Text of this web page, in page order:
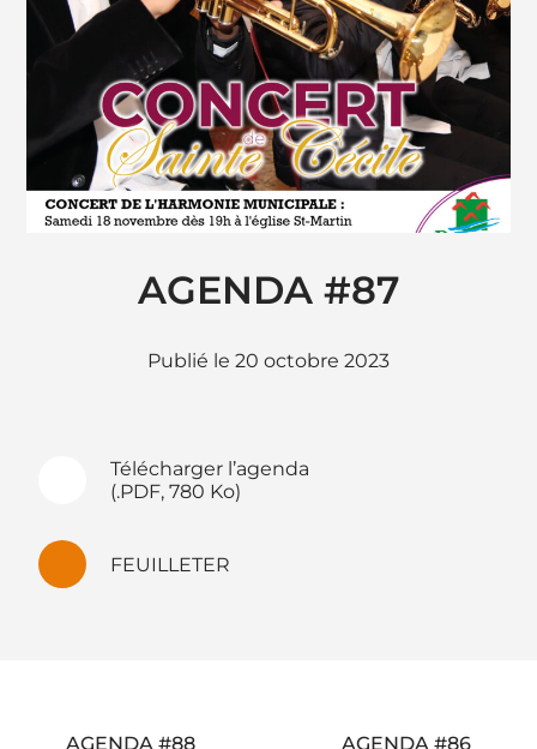
AGENDA #87
20 octobre 2023
Télécharger l’agenda
(.PDF, 780 Ko)
FEUILLETER
AGENDA #86
AGENDA #88